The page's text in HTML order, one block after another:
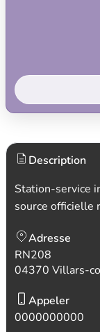
Description
Station-service
source officielle
Adresse
RN208
04370 Villars-
Appeler
0000000000